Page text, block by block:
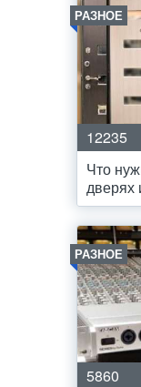
РАЗНОЕ
12235
Что
дверях
РАЗНОЕ
5860